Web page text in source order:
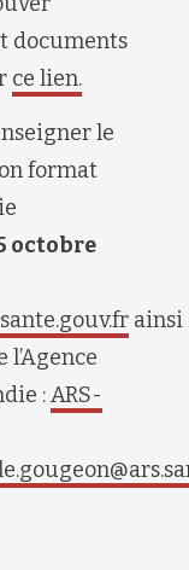
documents
ce lien.
le
format
octobre
ainsi
l’Agence
:ARS-